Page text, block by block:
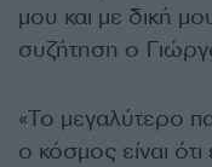
μου και με δική
συζήτηση ο
«Το μεγαλύτερο
ο κόσμος είναι